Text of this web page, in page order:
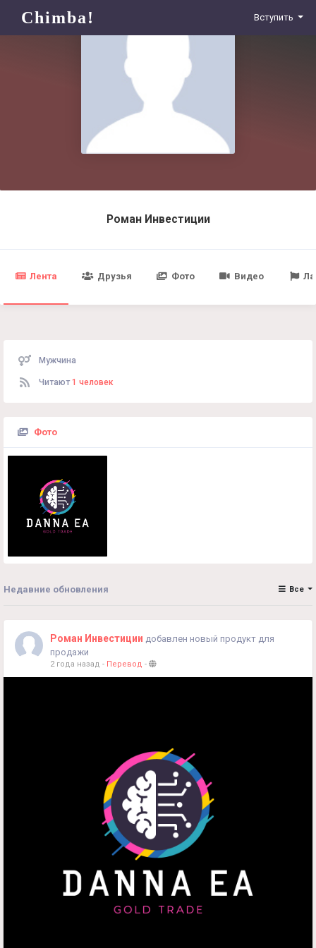
Chimba! Вступить
Роман Инвестиции
Лента Друзья Фото Видео
Мужчина
Читают 1 человек
Фото
Недавние обновления Все
Роман Инвестиции добавлен новый продукт для
продажи
2 года назад - Перевод -